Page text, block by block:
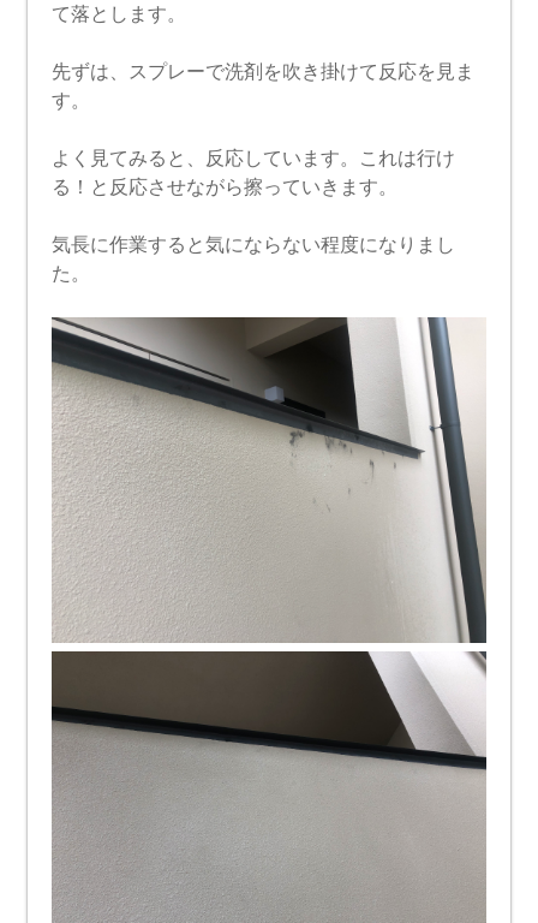
て落とします。
先ずは、スプレーで洗剤を吹き掛けて反応を見ま
す。
よく見てみると、反応しています。これは行け
る！と反応させながら擦っていきます。
気長に作業すると気にならない程度になりまし
た。